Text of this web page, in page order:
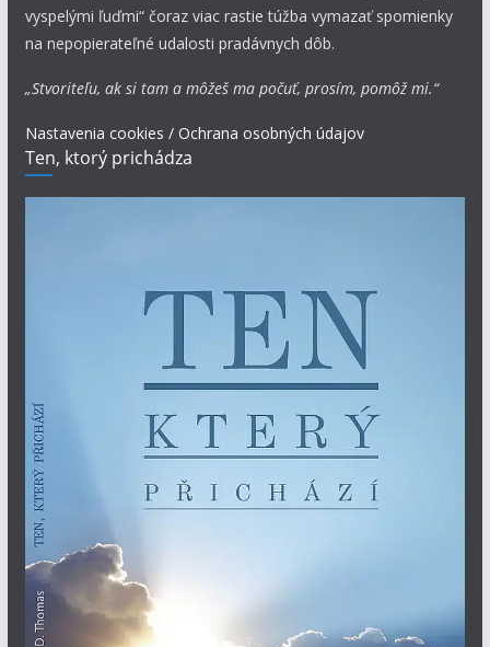
vyspelými ľuďmi“ čoraz viac rastie túžba vymazať spomienky
na nepopierateľné udalosti pradávnych dôb.
„Stvoriteľu, ak si tam a môžeš ma počuť, prosím, pomôž mi.“
Nastavenia cookies / Ochrana osobných údajov
Ten, ktorý prichádza